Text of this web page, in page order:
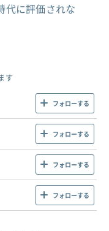
代に評価されな
す
フォローする
フォローする
フォローする
フォローする